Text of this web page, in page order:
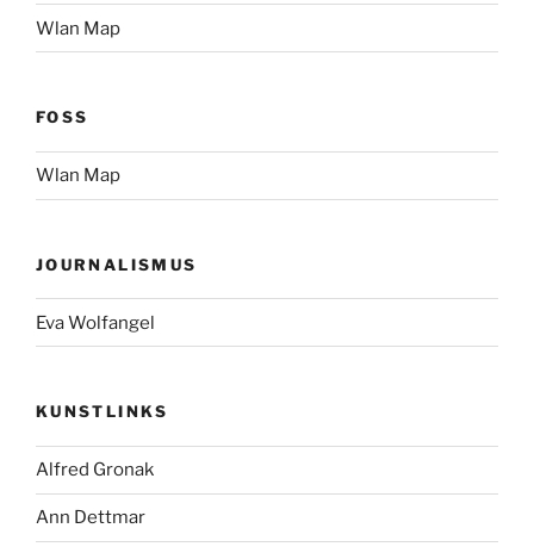
Wlan Map
FOSS
Wlan Map
JOURNALISMUS
Eva Wolfangel
KUNSTLINKS
Alfred Gronak
Ann Dettmar